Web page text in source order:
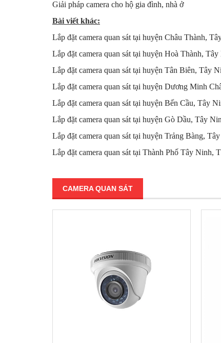
Giải pháp camera cho hộ gia đình, nhà ở
Bài viết khác:
Lắp đặt camera quan sát tại huyện Châu Thành,
Lắp đặt camera quan sát tại huyện Hoà Thành,
Lắp đặt camera quan sát tại huyện Tân Biên, Tây
Lắp đặt camera quan sát tại huyện Dương Minh
Lắp đặt camera quan sát tại huyện Bến Cầu, Tây
Lắp đặt camera quan sát tại huyện Gò Dầu, Tây
Lắp đặt camera quan sát tại huyện Trảng Bàng,
Lắp đặt camera quan sát tại Thành Phố Tây Ninh,
CAMERA QUAN SÁT